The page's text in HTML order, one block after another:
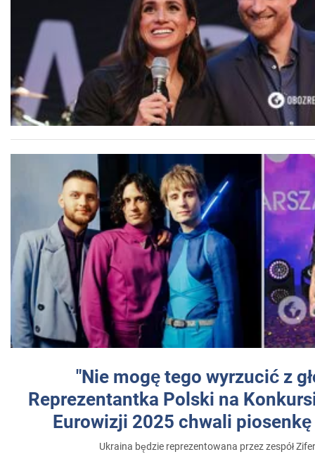
"Nie mogę tego wyrzucić z
Reprezentantka Polski na
Eurowizji 2025 chwali
Ukraina będzie reprezentowana przez zespół